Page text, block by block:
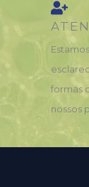
formas
nossos